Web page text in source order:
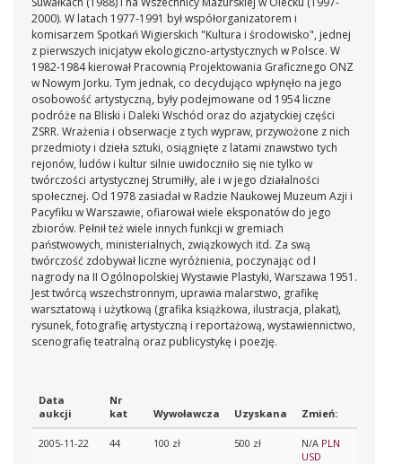
2000). W latach 1977-1991 był współorganizatorem i
komisarzem Spotkań Wigierskich "Kultura i środowisko", jednej
z pierwszych inicjatyw ekologiczno-artystycznych w Polsce. W
1982-1984 kierował Pracownią Projektowania Graficznego ONZ
w Nowym Jorku. Tym jednak, co decydująco wpłynęło na jego
osobowość artystyczną, były podejmowane od 1954 liczne
podróże na Bliski i Daleki Wschód oraz do azjatyckiej części
ZSRR. Wrażenia i obserwacje z tych wypraw, przywożone z nich
przedmioty i dzieła sztuki, osiągnięte z latami znawstwo tych
rejonów, ludów i kultur silnie uwidoczniło się nie tylko w
twórczości artystycznej Strumiłły, ale i w jego działalności
społecznej. Od 1978 zasiadał w Radzie Naukowej Muzeum Azji i
Pacyfiku w Warszawie, ofiarował wiele eksponatów do jego
zbiorów. Pełnił też wiele innych funkcji w gremiach
państwowych, ministerialnych, związkowych itd. Za swą
twórczość zdobywał liczne wyróżnienia, poczynając od I
nagrody na II Ogólnopolskiej Wystawie Plastyki, Warszawa 1951.
Jest twórcą wszechstronnym, uprawia malarstwo, grafikę
warsztatową i użytkową (grafika książkowa, ilustracja, plakat),
rysunek, fotografię artystyczną i reportażową, wystawiennictwo,
scenografię teatralną oraz publicystykę i poezję.
Data
aukcji
Nr
kat
Wywoławcza Uzyskana Zmień:
2005-11-22 44 100 zł 500 zł N/A PLN
USD